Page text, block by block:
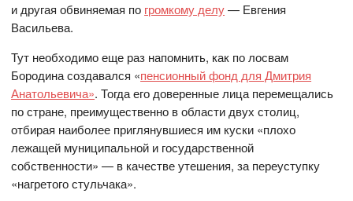
и другая обвиняемая по громкому делу— Евгения
Васильева.
Тут необходимо еще раз напомнить, как по лосвам
Бородина создавался «пенсионный фонд для Дмитрия
Анатольевича». Тогда его доверенные лица перемещались
по стране, преимущественно в области двух столиц,
отбирая наиболее приглянувшиеся им куски «плохо
лежащей муниципальной и государственной
собственности» — в качестве утешения, за переуступку
«нагретого стульчака».